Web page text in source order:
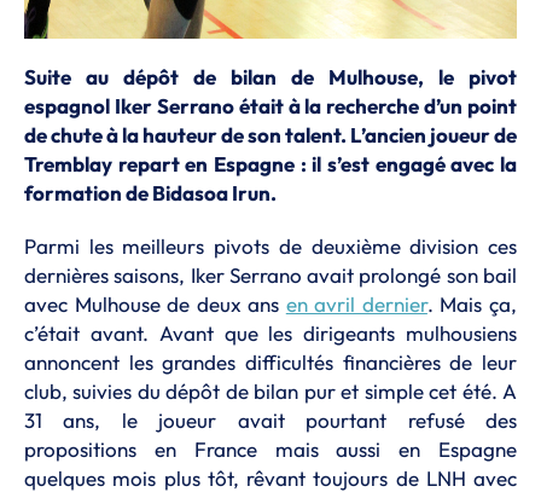
Suite au dépôt de bilan de Mulhouse, le pivot
espagnol Iker Serrano était à la recherche d’un point
de chute à la hauteur de son talent. L’ancien joueur de
Tremblay repart en Espagne : il s’est engagé avec la
formation de Bidasoa Irun.
Parmi les meilleurs pivots de deuxième division ces
dernières saisons, Iker Serrano avait prolongé son bail
avec Mulhouse de deux ans en avril dernier. Mais ça,
c’était avant. Avant que les dirigeants mulhousiens
annoncent les grandes difficultés financières de leur
club, suivies du dépôt de bilan pur et simple cet été. A
31 ans, le joueur avait pourtant refusé des
propositions en France mais aussi en Espagne
quelques mois plus tôt, rêvant toujours de LNH avec